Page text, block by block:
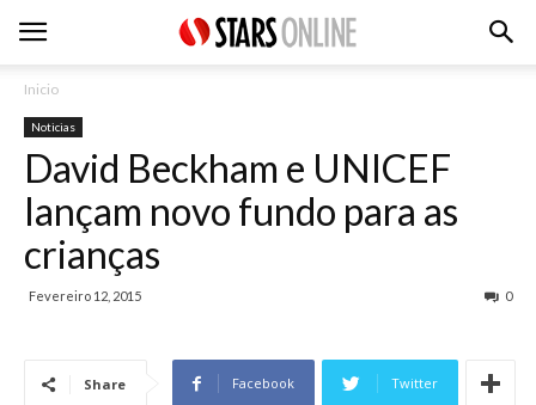
Inicio
Noticias
David Beckham e UNICEF
lançam novo fundo para as
crianças
Fevereiro 12, 2015 0
Share Facebook Twitter